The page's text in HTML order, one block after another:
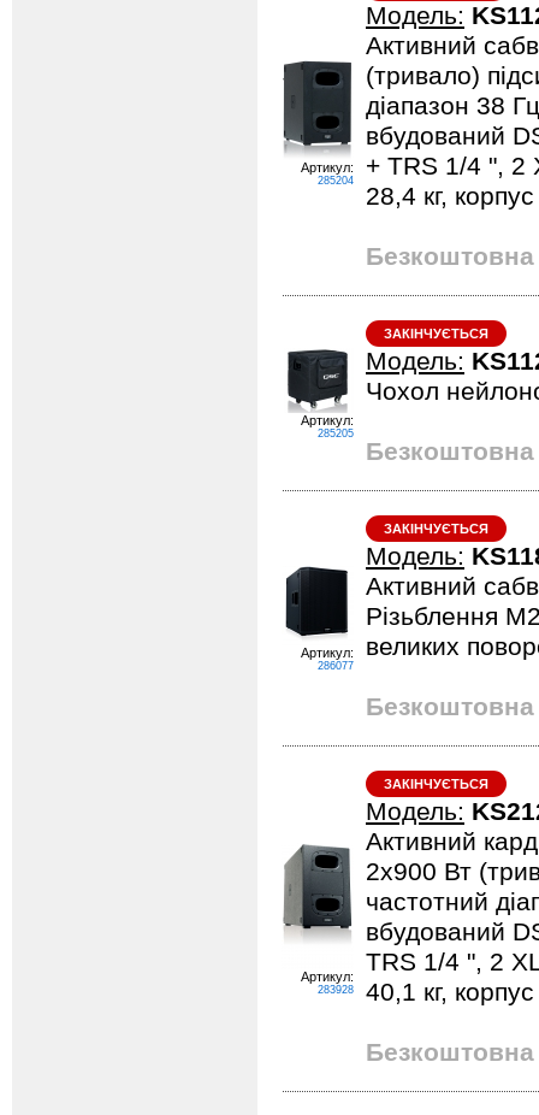
Артикул:
285204
Модель:
Активний
(тривало)
діапазон 38
вбудований
+ TRS 1/4 ", 2
28,4 кг,
Безкоштовна
Артикул:
285205
ЗАКІНЧУЄТЬСЯ
Модель:
Чохол
Безкоштовна
Артикул:
286077
ЗАКІНЧУЄТЬСЯ
Модель:
Активний
Різьблення
великих
Безкоштовна
Артикул:
283928
ЗАКІНЧУЄТЬСЯ
Модель:
Активний
2х900 Вт
частотний
вбудований
TRS 1/4 ", 2
40,1 кг,
Безкоштовна